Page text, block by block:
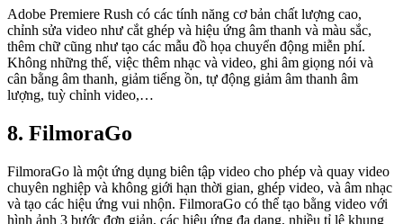
Adobe Premiere Rush có các tính năng cơ bản chất lượng cao,
chỉnh sửa video như cắt ghép và hiệu ứng âm thanh và màu sắc,
thêm chữ cũng như tạo các mẫu đồ họa chuyển động miễn phí.
Không những thế, việc thêm nhạc và video, ghi âm giọng nói và
cân bằng âm thanh, giảm tiếng ồn, tự động giảm âm thanh âm
lượng, tuỳ chỉnh video,…
8. FilmoraGo
FilmoraGo là một ứng dụng biên tập video cho phép và quay video
chuyên nghiệp và không giới hạn thời gian, ghép video, và âm nhạc
và tạo các hiệu ứng vui nhộn. FilmoraGo có thể tạo bằng video với
hình ảnh 3 bước đơn giản, các hiệu ứng đa dạng, nhiều tỉ lệ khung